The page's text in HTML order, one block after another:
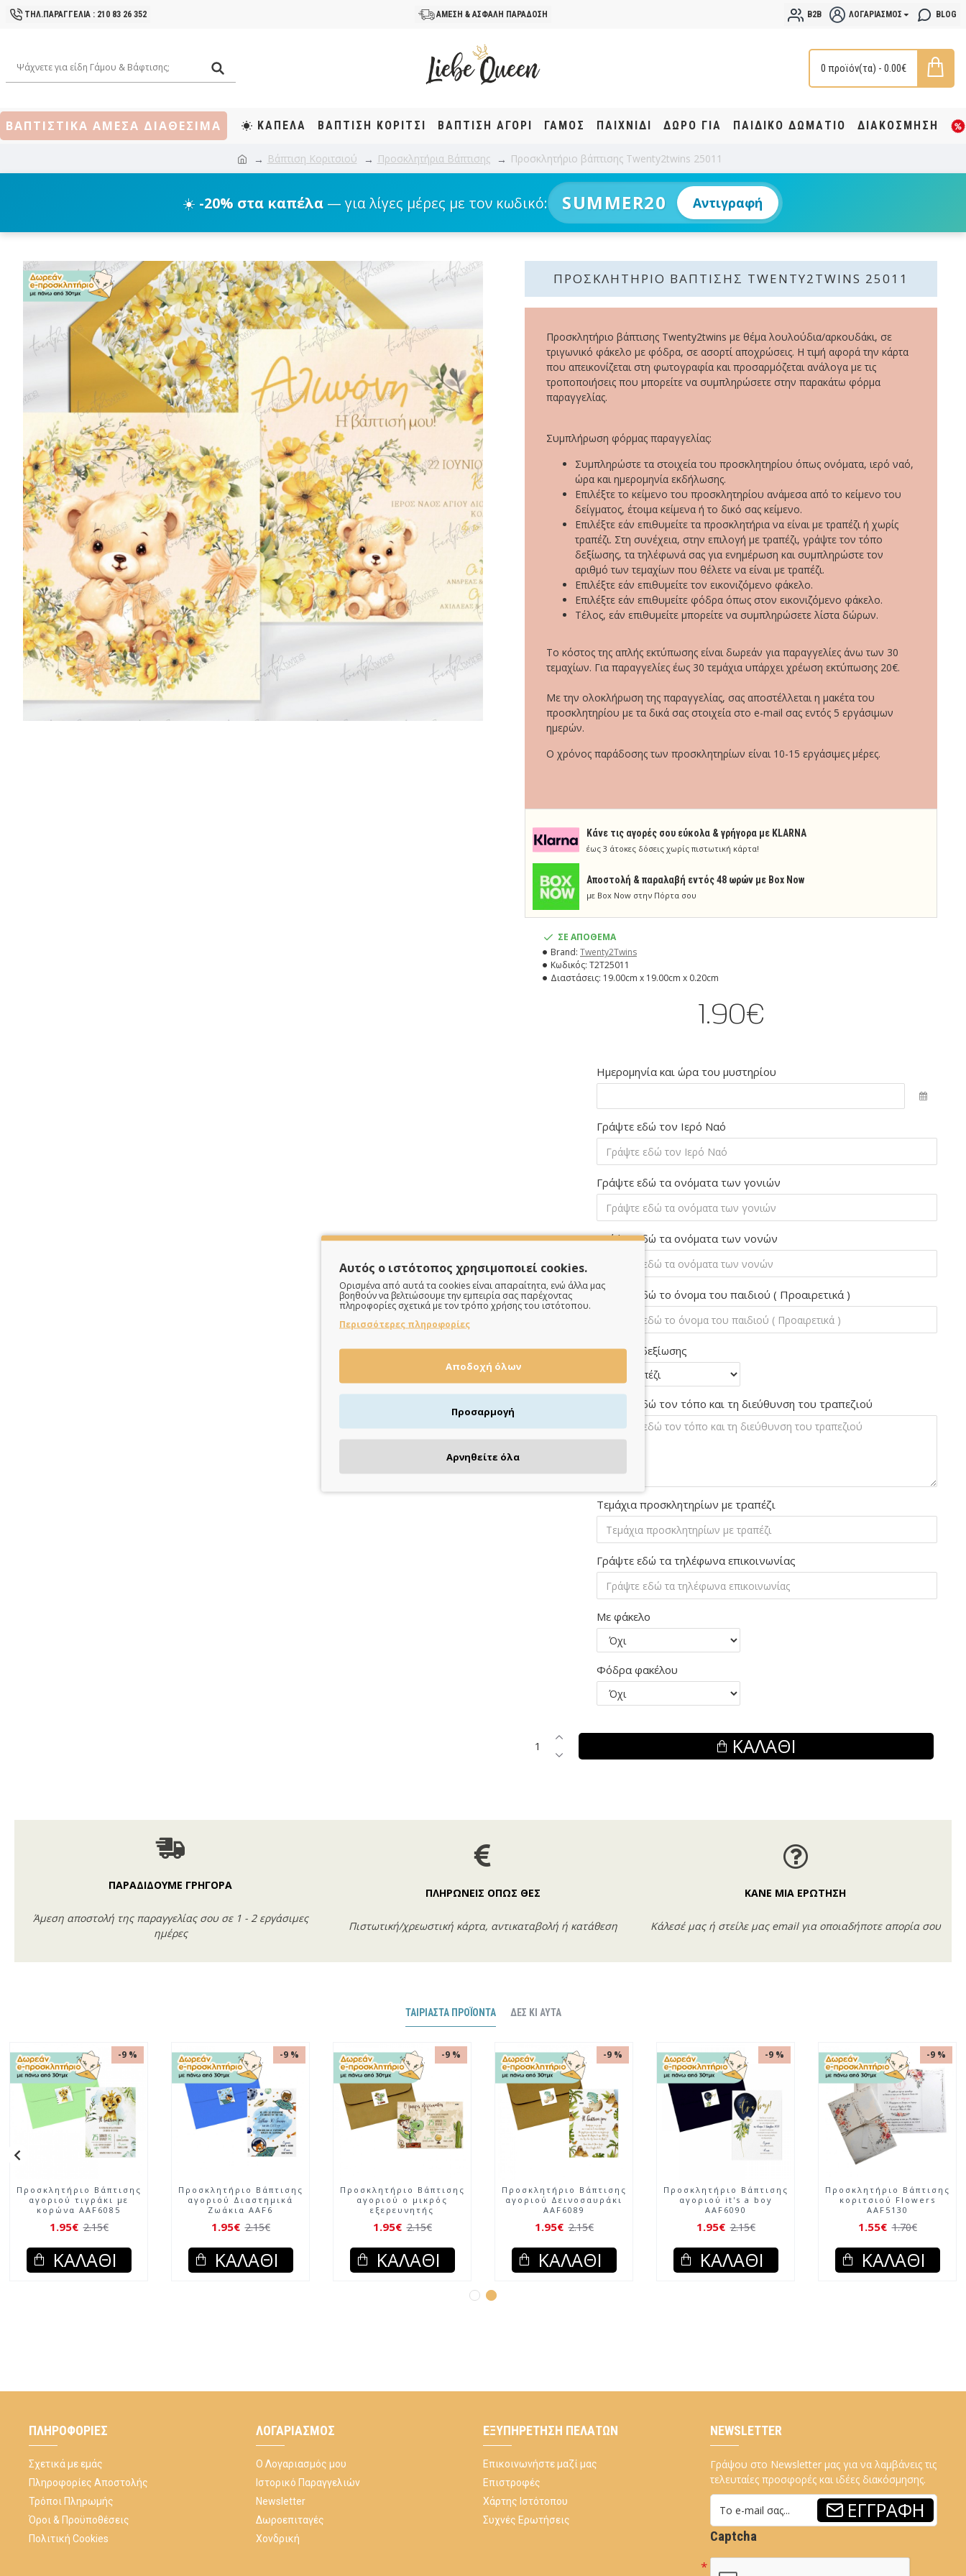
ΤΗΛ.ΠΑΡΑΓΓΕΛΙΑ : 210 83 26 352 ΑΜΕΣΗ & ΑΣΦΑΛΗ ΠΑΡΑΔΟΣΗ B2B ΛΟΓΑΡΙΑΣΜΌΣ BLOG
0 προϊόν(τα) - 0.00€
ΒΑΠΤΙΣΤΙΚΑ ΑΜΕΣΑ ΔΙΑΘΕΣΙΜΑ ΚΑΠΕΛΑ ΒΆΠΤΙΣΗ KOΡΊΤΣΙ ΒΆΠΤΙΣΗ ΑΓΌΡΙ ΓΑΜΟΣ ΠΑΙΧΝΙΔΙ ΔΩΡΟ ΓΙΑ ΠΑΙΔΙΚΟ ΔΩΜΑΤΙΟ ΔΙΑΚΟΣΜΗΣΗ
Βάπτιση Κοριτσιού Προσκλητήρια Βάπτισης Προσκλητήριο βάπτισης Twenty2twins 25011
☀️ -20% στα καπέλα — για λίγες μέρες με τον κωδικό: SUMMER20 Αντιγραφή
ΠΡΟΣΚΛΗΤΉΡΙΟ ΒΆΠΤΙΣΗΣ TWENTY2TWINS 25011
Κάνε τις αγορές σου εύκολα & γρήγορα με KLARNA
έως 3 άτοκες δόσεις χωρίς πιστωτική κάρτα!
Aποστολή & παραλαβή εντός 48 ωρών με Box Now
με Box Now στην Πόρτα σου
Προσκλητήριο βάπτισης Twenty2twins με θέμα λουλούδια/αρκουδάκι, σε
τριγωνικό φάκελο με φόδρα, σε ασορτί αποχρώσεις. Η τιμή αφορά την κάρτα
που απεικονίζεται στη φωτογραφία και προσαρμόζεται ανάλογα με τις
τροποποιήσεις που μπορείτε να συμπληρώσετε στην παρακάτω φόρμα
παραγγελίας.
Συμπλήρωση φόρμας παραγγελίας:
Συμπληρώστε τα στοιχεία του προσκλητηρίου όπως ονόματα, ιερό ναό,
ώρα και ημερομηνία εκδήλωσης.
Επιλέξτε το κείμενο του προσκλητηρίου ανάμεσα από το κείμενο του
δείγματος, έτοιμα κείμενα ή το δικό σας κείμενο.
Επιλέξτε εάν επιθυμείτε τα προσκλητήρια να είναι με τραπέζι ή χωρίς
τραπέζι. Στη συνέχεια, στην επιλογή με τραπέζι, γράψτε τον τόπο
δεξίωσης, τα τηλέφωνά σας για ενημέρωση και συμπληρώστε τον
αριθμό των τεμαχίων που θέλετε να είναι με τραπέζι.
Επιλέξτε εάν επιθυμείτε τον εικονιζόμενο φάκελο.
Επιλέξτε εάν επιθυμείτε φόδρα όπως στον εικονιζόμενο φάκελο.
Τέλος, εάν επιθυμείτε μπορείτε να συμπληρώσετε λίστα δώρων.
Το κόστος της απλής εκτύπωσης είναι δωρεάν για παραγγελίες άνω των 30
τεμαχίων. Για παραγγελίες έως 30 τεμάχια υπάρχει χρέωση εκτύπωσης 20€.
Με την ολοκλήρωση της παραγγελίας, σας αποστέλλεται η μακέτα του
προσκλητηρίου με τα δικά σας στοιχεία στο e-mail σας εντός 5 εργάσιμων
ημερών.
Ο χρόνος παράδοσης των προσκλητηρίων είναι 10-15 εργάσιμες μέρες.
ΣΕ ΑΠΟΘΕΜΑ
Brand: Twenty2Τwins
Κωδικός: T2T25011
Διαστάσεις: 19.00cm x 19.00cm x 0.20cm
1.90€
Ημερομηνία και ώρα του μυστηρίου
Γράψτε εδώ τον Ιερό Ναό
Γράψτε εδώ τα ονόματα των γονιών
Γράψτε εδώ τα ονόματα των νονών
Γράψτε εδώ το όνομα του παιδιού ( Προαιρετικά )
Τραπέζι δεξίωσης
Γράψτε εδώ τον τόπο και τη διεύθυνση του τραπεζιού
Τεμάχια προσκλητηρίων με τραπέζι
Γράψτε εδώ τα τηλέφωνα επικοινωνίας
Με φάκελο
Φόδρα φακέλου
ΚΑΛΆΘΙ
ΠΑΡΑΔΙΔΟΥΜΕ ΓΡΗΓΟΡΑ
Άμεση αποστολή της παραγγελίας σου σε 1 - 2 εργάσιμες
ημέρες
ΠΛΗΡΩΝΕΙΣ ΟΠΩΣ ΘΕΣ
Πιστωτική/χρεωστική κάρτα, αντικαταβολή ή κατάθεση
ΚΑΝΕ ΜΙΑ ΕΡΩΤΗΣΗ
Κάλεσέ μας ή στείλε μας email για οποιαδήποτε απορία σου
ΤΑΙΡΙΑΣΤΆ ΠΡΟΪΌΝΤΑ ΔΕΣ ΚΙ ΑΥΤΆ
-11 %
Προσκλητήριο Βάπτισης
αγοριού Ελεφαντάκι
Μισοφέγγαρο
1.70€ 1.90€
ΚΑΛΆΘΙ
-11 %
Προσκλητήριο Βάπτισης
κοριτσιού Little Princess
AAF5125
1.70€ 1.90€
ΚΑΛΆΘΙ
-9 %
Προσκλητήριο Βάπτισης
αγοριού τιγράκι με
κορώνα AAF6085
1.95€ 2.15€
ΚΑΛΆΘΙ
-9 %
Προσκλητήριο Βάπτισης
αγοριού Διαστημικά
Ζωάκια AAF6
1.95€ 2.15€
ΚΑΛΆΘΙ
-9 %
Προσκλητήριο Βάπτισης
αγοριού ο μικρός
εξερευνητής
1.95€ 2.15€
ΚΑΛΆΘΙ
-9 %
Προσκλητήριο Βάπτισης
αγοριού Δεινοσαυράκι
AAF6089
1.95€ 2.15€
ΚΑΛΆΘΙ
ΠΛΗΡΟΦΟΡΊΕΣ
Σχετικά με εμάς
Πληροφορίες Αποστολής
Τρόποι Πληρωμής
Όροι & Προϋποθέσεις
Πολιτική Cookies
ΛΟΓΑΡΙΑΣΜΌΣ
Ο Λογαριασμός μου
Ιστορικό Παραγγελιών
Newsletter
Δωροεπιταγές
Χονδρική
ΕΞΥΠΗΡΈΤΗΣΗ ΠΕΛΑΤΏΝ
Επικοινωνήστε μαζί μας
Επιστροφές
Χάρτης Ιστότοπου
Συχνές Ερωτήσεις
NEWSLETTER
Γράψου στο Newsletter μας για να λαμβάνεις τις
τελευταίες προσφορές και ιδέες διακόσμησης.
ΕΓΓΡΑΦΉ
Captcha
Αυτός ο ιστότοπος χρησιμοποιεί cookies.
Ορισμένα από αυτά τα cookies είναι απαραίτητα, ενώ άλλα μας
βοηθούν να βελτιώσουμε την εμπειρία σας παρέχοντας
πληροφορίες σχετικά με τον τρόπο χρήσης του ιστότοπου.
Περισσότερες πληροφορίες
Αποδοχή όλων
Προσαρμογή
Αρνηθείτε όλα